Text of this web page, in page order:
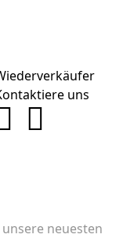
uns
neuesten